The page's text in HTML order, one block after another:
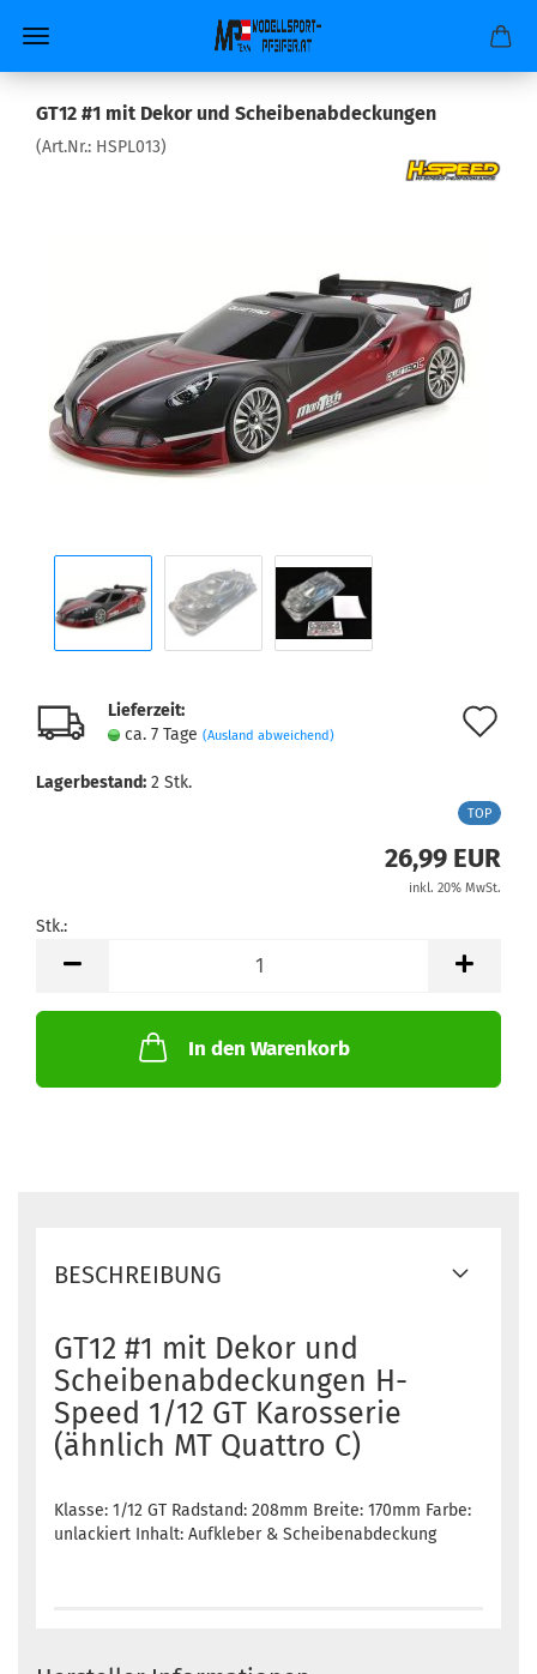
GT12 #1 mit Dekor und Scheibenabdeckungen
(Art.Nr.: HSPL013)
Lieferzeit:
ca. 7 Tage (Ausland abweichend)
Lagerbestand: 2 Stk.
TOP
26,99 EUR
inkl. 20% MwSt.
Stk.:
In den Warenkorb
BESCHREIBUNG
GT12 #1 mit Dekor und
Scheibenabdeckungen H-
Speed 1/12 GT Karosserie
(ähnlich MT Quattro C)
Klasse: 1/12 GT Radstand: 208mm Breite: 170mm Farbe:
unlackiert Inhalt: Aufkleber & Scheibenabdeckung